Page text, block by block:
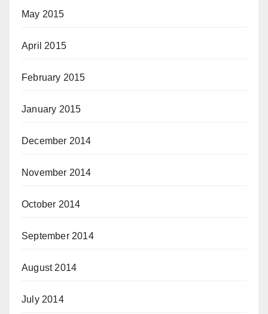
May 2015
April 2015
February 2015
January 2015
December 2014
November 2014
October 2014
September 2014
August 2014
July 2014